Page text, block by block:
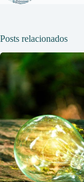
Posts relacionados